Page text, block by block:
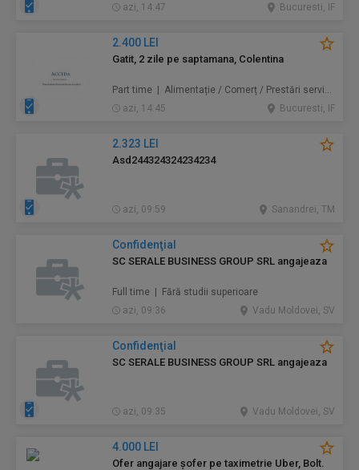
azi, 14:47
Bucuresti, IF
2.400 LEI
Gatit, 2 zile pe saptamana, Colentina
Part time | Alimentație / Comerț / Prestări servicii
azi, 14:45
Bucuresti, IF
2.323 LEI
Asd244324324234234
azi, 09:59 Sanandrei, TM
Confidenţial
SC SERALE BUSINESS GROUP SRL angajeaza
Full time | Fără studii superioare
azi, 09:36
Vadu Moldovei, SV
Confidenţial
SC SERALE BUSINESS GROUP SRL angajeaza
azi, 09:35 Vadu Moldovei, SV
4.000 LEI
Ofer angajare șofer pe taximetrie Uber, Bolt.